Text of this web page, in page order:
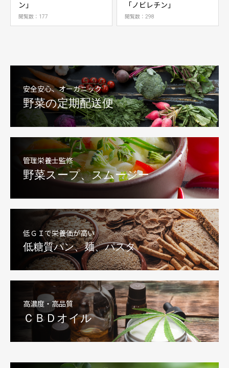
ン」
閲覧数：177
「ノビレチン」
閲覧数：298
安全安心、オーガニック
野菜の定期配送便
管理栄養士監修
野菜スープ、スムージー
低ＧＩで栄養価が高い
低糖質パン、麺、パスタ
高濃度・高品質
ＣＢＤオイル